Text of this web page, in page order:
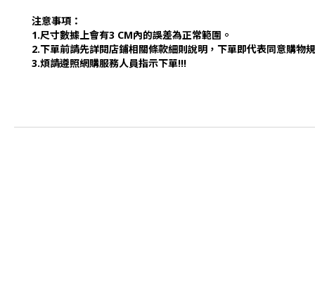
注意事項：
1.尺寸數據上會有3 CM內的誤差為正常範圍。
2.下單前請先詳閱店鋪相關條款細則說明，下單即代表同意購物
3.煩請遵照網購服務人員指示下單!!!